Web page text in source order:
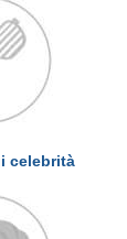
celebrità